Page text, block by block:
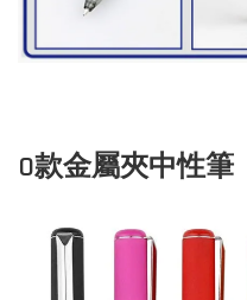
O款金屬夾中性筆